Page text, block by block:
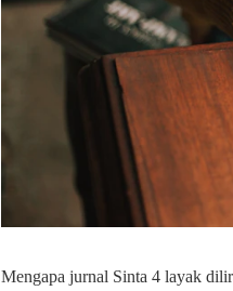
Mengapa jurnal Sinta 4 layak